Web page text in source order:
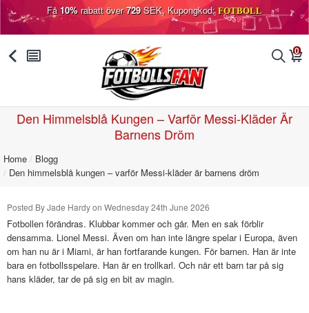
Få10%rabatt över729SEK, Kupongkod: FOTBOLL
󰅯 󰂩 󰂨 0
󰃦
Den Himmelsblå Kungen – Varför Messi-Kläder Är
Barnens Dröm
Home
Blogg
Den himmelsblå kungen – varför Messi-kläder är barnens dröm
Posted By Jade Hardy on Wednesday 24th June 2026
Fotbollen förändras. Klubbar kommer och går. Men en sak förblir
densamma. Lionel Messi. Även om han inte längre spelar i Europa, även
om han nu är i Miami, är han fortfarande kungen. För barnen. Han är inte
bara en fotbollsspelare. Han är en trollkarl. Och när ett barn tar på sig
hans kläder, tar de på sig en bit av magin.